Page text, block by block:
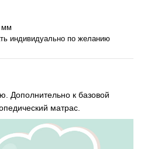
мм
индивидуально по желанию
Дополнительно к базовой
матрас.